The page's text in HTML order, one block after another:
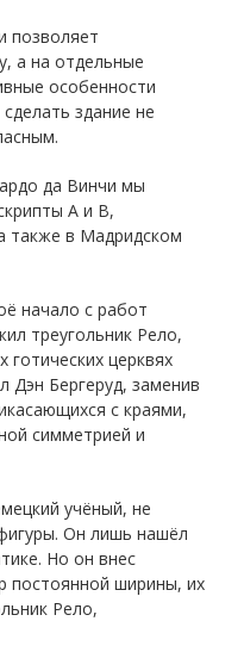
позволяет
а на отдельные
особенности
сделать здание не
да Винчи мы
A и B,
также в Мадридском
начало с работ
треугольник Рело,
готических церквях
Дэн Бергеруд, заменив
с краями,
симметрией и
учёный, не
Он лишь нашёл
Но он внес
постоянной ширины, их
Рело,